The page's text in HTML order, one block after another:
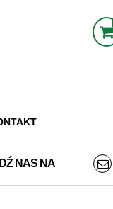
NAS NA